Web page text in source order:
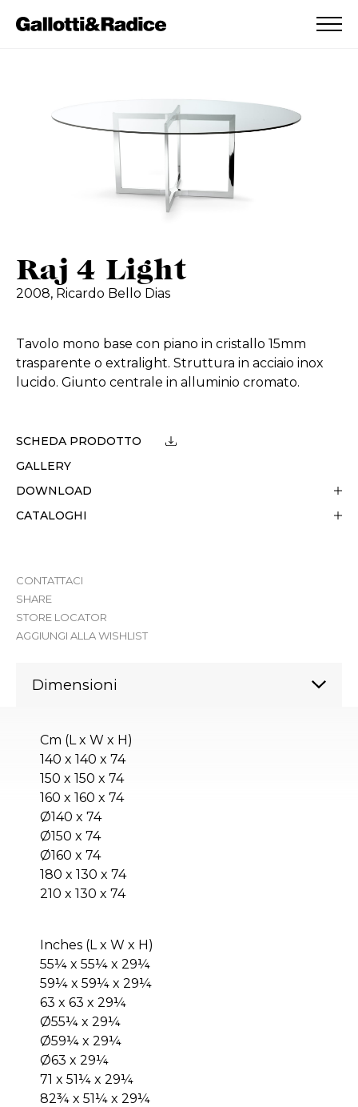
AGGIUNTO ALLA WISHLIST
Raj 4 Light
2008, Ricardo Bello Dias
Tavolo mono base con piano in cristallo 15mm
trasparente o extralight. Struttura in acciaio inox
lucido. Giunto centrale in alluminio cromato.
SCHEDA PRODOTTO
GALLERY
DOWNLOAD
CATALOGHI
CONTATTACI
SHARE
STORE LOCATOR
AGGIUNGI ALLA WISHLIST
Dimensioni
Cm (L x W x H)
140 x 140 x 74
150 x 150 x 74
160 x 160 x 74
Ø140 x 74
Ø150 x 74
Ø160 x 74
180 x 130 x 74
210 x 130 x 74
Inches (L x W x H)
55¼ x 55¼ x 29¼
59¼ x 59¼ x 29¼
63 x 63 x 29¼
Ø55¼ x 29¼
Ø59¼ x 29¼
Ø63 x 29¼
71 x 51¼ x 29¼
82¾ x 51¼ x 29¼